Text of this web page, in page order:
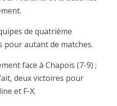
de quatrième
pour autant de matches.
face à Chapois (7-9) ;
deux victoires pour
et F-X.